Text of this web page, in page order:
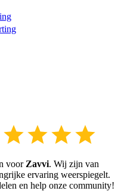
voorZavvi. Wij zijn van
ervaring weerspiegelt.
en help onze community!